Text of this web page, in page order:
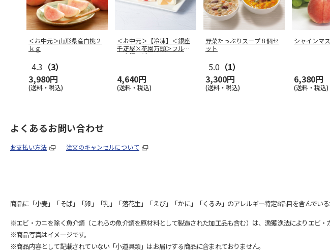
＜お中元＞山形県産白桃２
ｋｇ
4.3 （3）
3,980円
(送料・税込)
＜お中元＞【冷凍】＜銀座
千疋屋×花園万頭＞フルー
ツ大福＆ど
4,640円
(送料・税込)
野菜たっぷりスープ８個セ
ット
5.0 （1）
3,300円
(送料・税込)
シャインマ
6,380円
(送料・税込)
よくあるお問い合わせ
お支払い方法 注文のキャンセルについて
商品に「小麦」「そば」「卵」「乳」「落花生」「えび」「かに」「くるみ」のアレルギー特定8品目を含んでいる
※エビ・カニを除く魚介類（これらの魚介類を原材料として製造された加工品も含む）は、漁獲漁法によりエビ
※商品写真はイメージです。
※商品内容として記載されていない「小道具類」はお届けする商品に含まれておりません。